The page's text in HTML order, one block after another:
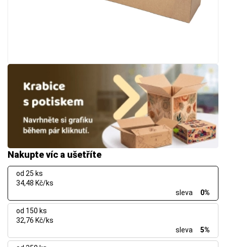
Nakupte víc a ušetříte
od 25 ks
34,48 Kč/ks
sleva
0%
od 150 ks
32,76 Kč/ks
sleva
5%